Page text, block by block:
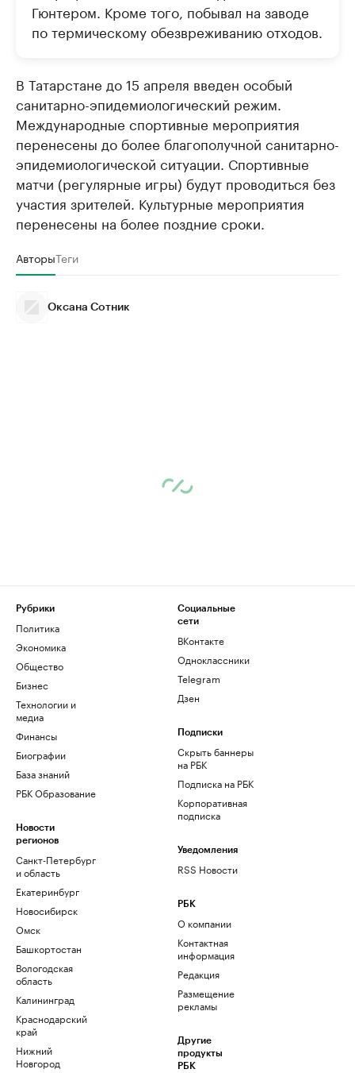
Гюнтером. Кроме того, побывал на заводе
по термическому обезвреживанию отходов.
В Татарстане до 15 апреля введен особый
санитарно-эпидемиологический режим.
Международные спортивные мероприятия
перенесены до более благополучной санитарно-
эпидемиологической ситуации. Спортивные
матчи (регулярные игры) будут проводиться без
участия зрителей. Культурные мероприятия
перенесены на более поздние сроки.
АвторыТеги
Оксана Сотник
Рубрики
Политика
Экономика
Общество
Бизнес
Технологии и
медиа
Финансы
Биографии
База знаний
РБК Образование
Новости
регионов
Санкт-Петербург
и область
Екатеринбург
Новосибирск
Омск
Башкортостан
Вологодская
область
Калининград
Краснодарский
край
Нижний
Новгород
Социальные
сети
ВКонтакте
Одноклассники
Telegram
Дзен
Подписки
Скрыть баннеры
на РБК
Подписка на РБК
Корпоративная
подписка
Уведомления
RSS Новости
РБК
О компании
Контактная
информация
Редакция
Размещение
рекламы
Другие
продукты
РБК